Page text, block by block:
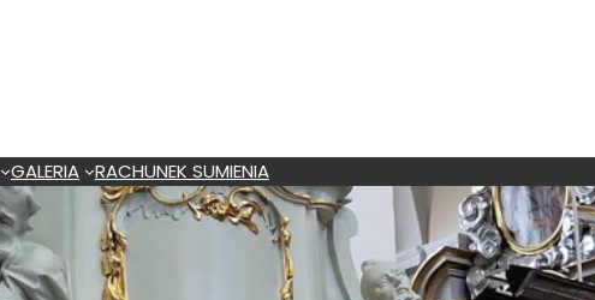
GALERIA RACHUNEK SUMIENIA